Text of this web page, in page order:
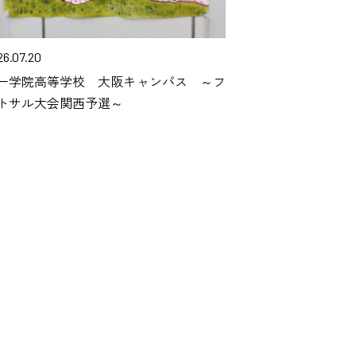
学院高等学校 大阪キャンパス ～フ
サル大会関西予選～